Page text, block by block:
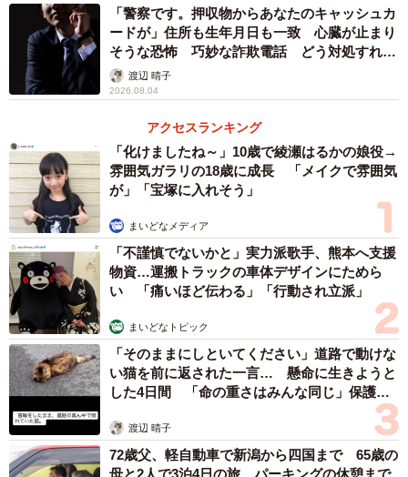
等の相続権を持っています。
ー相続を放棄するよう迫られたらどのようにすればいいで
しょうか
相続放棄を迫られたとしても、Aさん自身が家庭裁判所へ
「相続放棄の申述」をおこなわない限り民法上の相続放棄
とはなりません。その他事実上の相続放棄として、Aさんの
相続取得分をゼロとする遺産分割協議書への署名捺印を求
められたり、妹を譲受人とする相続分譲渡契約への署名捺
印を求められることがあるかもしれませんが、Aさんに相続
意思があるのであれば同意する必要はありません。「申出
に応じるつもりはない」ときちんと意思を表明すべきで
す。
メールやLINEなどで脅迫的なメッセージを受け取った場合
は、また別の問題が生じますので、相続放棄を迫られた日
時や場所、具体的な内容などを確保するため削除せずに保
存しておきましょう。そのうえで相続問題や法律問題に詳
「警察です。押収物からあなたのキャッシュカ
ードが」住所も生年月日も一致 心臓が止まり
そうな恐怖 巧妙な詐欺電話 どう対処すれ
ば…渡辺 晴子
2026.08.04
アクセスランキング
「化けましたね～」10歳で綾瀬はるかの娘役→
雰囲気ガラリの18歳に成長 「メイクで雰囲気
が」「宝塚に入れそう」
まいどなメディア
「不謹慎でないかと」実力派歌手、熊本へ支援
物資…運搬トラックの車体デザインにためら
い 「痛いほど伝わる」「行動され立派」
まいどなトピック
「そのままにしといてください」道路で動けな
い猫を前に返された一言… 懸命に生きようと
した4日間 「命の重さはみんな同じ」保護団
渡辺 晴子
72歳父、軽自動車で新潟から四国まで 65歳の
母と2人で3泊4日の旅 パーキングの休憩まで